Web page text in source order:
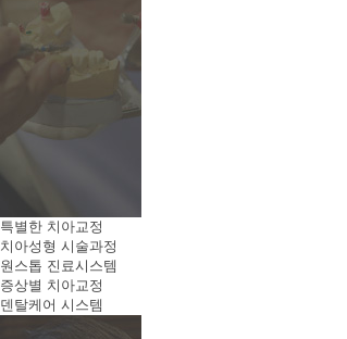
특별한 치아교정
치아성형 시술과정
원스톱 진료시스템
증상별 치아교정
덴탈케어 시스템